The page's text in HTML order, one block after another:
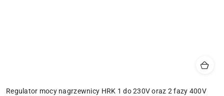
Regulator mocy nagrzewnicy HRK 1 do 230V oraz 2 fazy 400V